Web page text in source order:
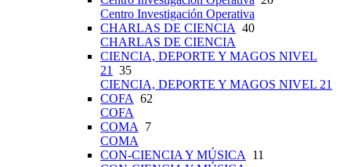
Centro Investigación Operativa
CHARLAS DE CIENCIA 40
CHARLAS DE CIENCIA
CIENCIA, DEPORTE Y MAGOS NIVEL
21 35
CIENCIA, DEPORTE Y MAGOS NIVEL 21
COFA 62
COFA
COMA 7
COMA
CON-CIENCIA Y MÚSICA 11